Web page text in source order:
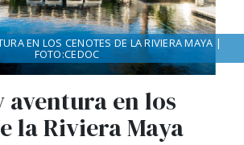
en los
la Riviera Maya
EN LOS CENOTES DE LA RIVIERA MAYA |
FOTO:CEDOC